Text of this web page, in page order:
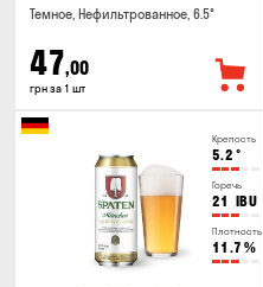
Темное, Нефильтрованное, 6.5°
47,00
грн за 1 шт
Крепость
5.2 °
Горечь
21 IBU
Плотность
11.7 %